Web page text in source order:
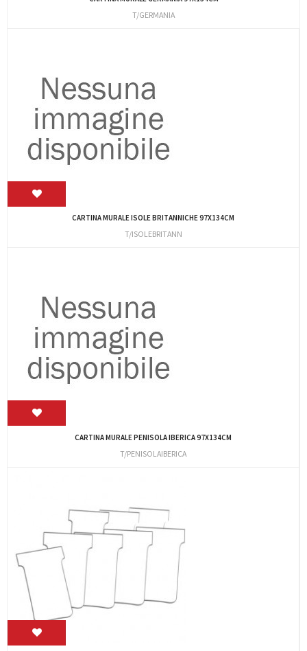
T/GERMANIA
CARTINA MURALE ISOLE BRITANNICHE 97X134CM
T/ISOLEBRITANN
CARTINA MURALE PENISOLA IBERICA 97X134CM
T/PENISOLAIBERICA